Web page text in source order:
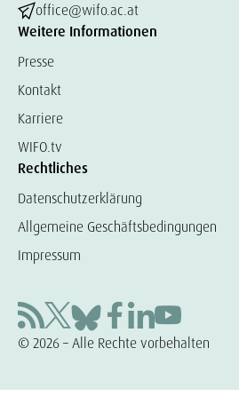
office@wifo.ac.at
Weitere Informationen
Presse
Kontakt
Karriere
WIFO.tv
Rechtliches
Datenschutzerklärung
Allgemeine Geschäftsbedingungen
Impressum
© 2026 – Alle Rechte vorbehalten